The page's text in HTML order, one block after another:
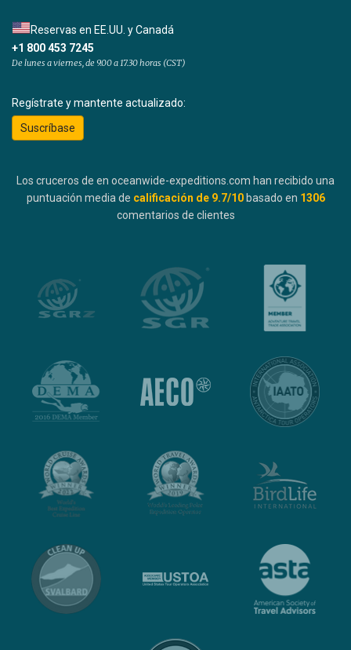
Reservas en EE.UU. y Canadá
+1 800 453 7245
De lunes a viernes, de 9.00 a 17.30 horas (CST)
Regístrate y mantente actualizado:
Suscríbase
Los cruceros de en oceanwide-expeditions.com han recibido una
puntuación media de calificación de 9.7/10 basado en 1306
comentarios de clientes